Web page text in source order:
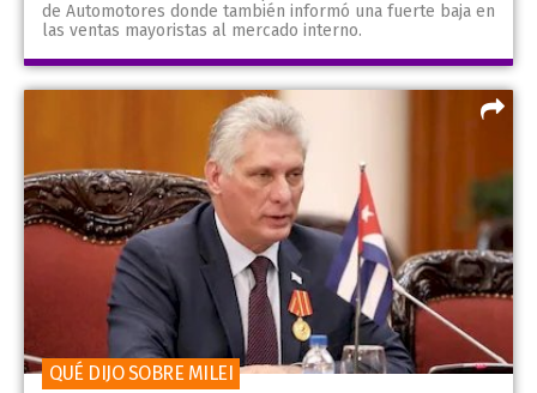
de Automotores donde también informó una fuerte baja en
las ventas mayoristas al mercado interno.
QUÉ DIJO SOBRE MILEI